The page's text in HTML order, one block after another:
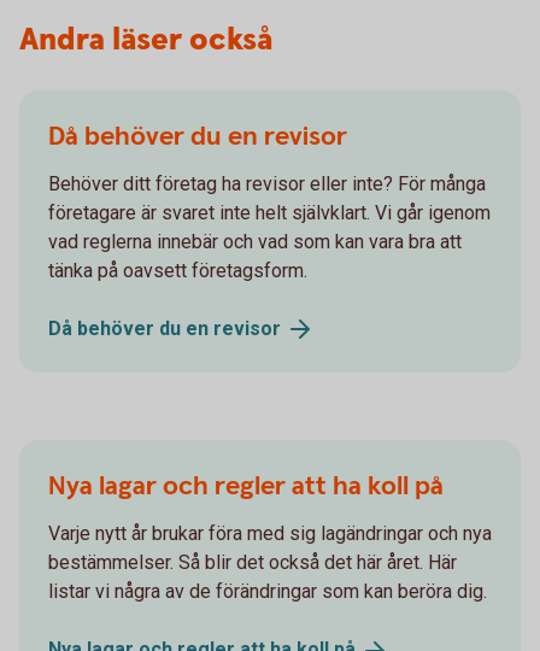
Andra läser också
Då behöver du en revisor
Behöver ditt företag ha revisor eller inte? För många
företagare är svaret inte helt självklart. Vi går igenom
vad reglerna innebär och vad som kan vara bra att
tänka på oavsett företagsform.
Då behöver du en revisor
Nya lagar och regler att ha koll på
Varje nytt år brukar föra med sig lagändringar och nya
bestämmelser. Så blir det också det här året. Här
listar vi några av de förändringar som kan beröra dig.